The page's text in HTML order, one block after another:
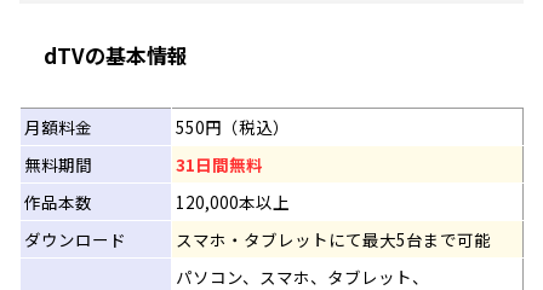
dTVの基本情報
月額料金
550円（税込）
無料期間
31日間無料
作品本数
120,000本以上
ダウンロード
スマホ・タブレットにて最大5台まで可能
パソコン、スマホ、タブレット、